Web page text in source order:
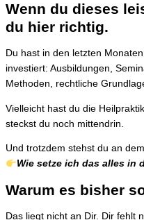
Wenn du dieses
du hier richtig.
Du hast in den letzten
investiert: Ausbildungen,
Methoden, rechtliche
Vielleicht hast du die
steckst du noch mittendrin.
Und trotzdem stehst du an
Wie setze ich das alles in
Warum es bisher
Das liegt nicht an Dir. Dir fehlt